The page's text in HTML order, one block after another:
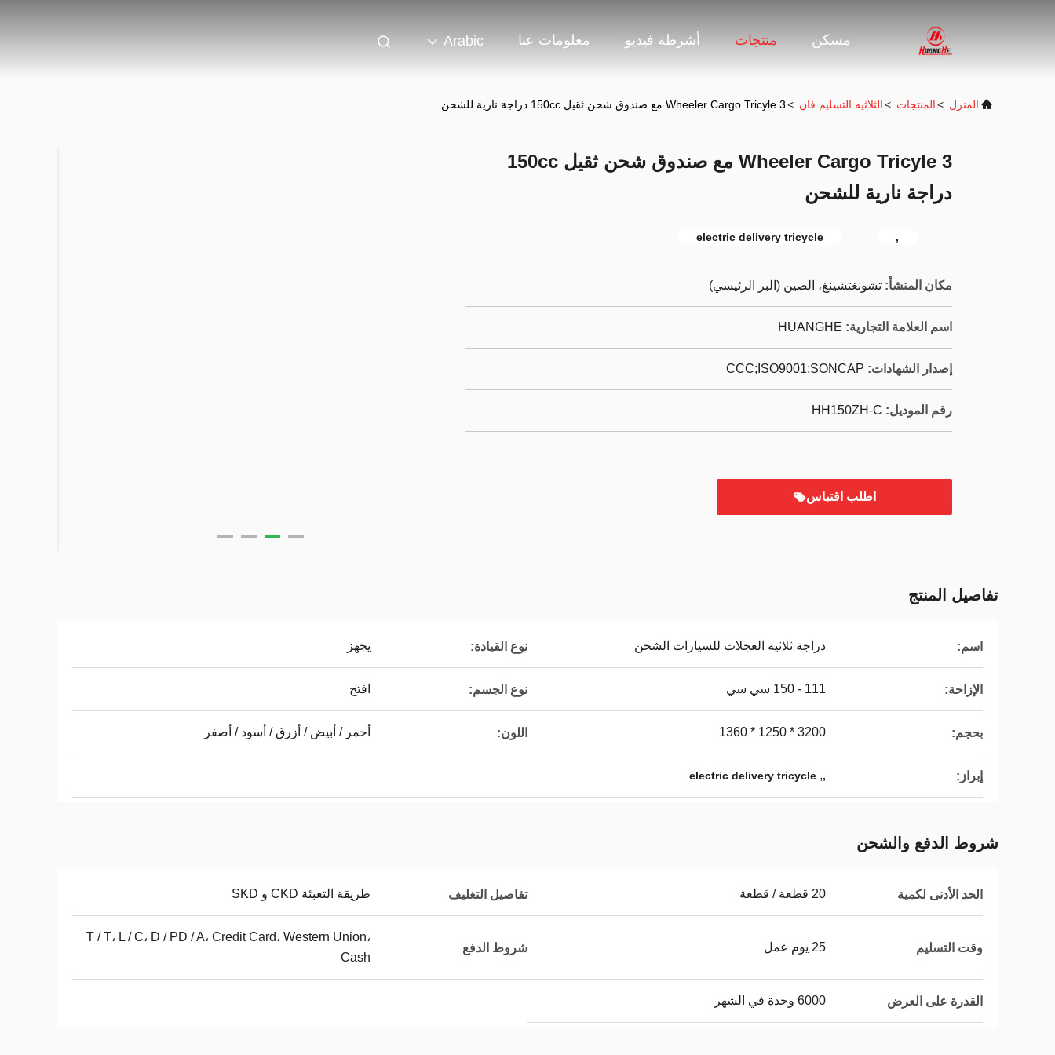
مسكن منتجات أشرطة فيديو معلومات عنا Arabic
المنزل >المنتجات >الثلاثيه التسليم فان >3 Wheeler Cargo Tricyle مع صندوق شحن ثقيل 150cc دراجة نارية للشحن
3 Wheeler Cargo Tricyle مع صندوق شحن ثقيل 150cc
دراجة نارية للشحن
,
electric delivery tricycle
مكان المنشأ: تشونغتشينغ، الصين (البر الرئيسي)
اسم العلامة التجارية: HUANGHE
إصدار الشهادات: CCC;ISO9001;SONCAP
رقم الموديل: HH150ZH-C
اطلب اقتباس
تفاصيل المنتج
اسم: دراجة ثلاثية العجلات للسيارات الشحن نوع القيادة: يجهز
الإزاحة: 111 - 150 سي سي نوع الجسم: افتح
بحجم: 3200 * 1250 * 1360 اللون: أحمر / أبيض / أزرق / أسود / أصفر
إبراز: ,
,
electric delivery tricycle
شروط الدفع والشحن
الحد الأدنى لكمية 20 قطعة / قطعة تفاصيل التغليف طريقة التعبئة CKD و SKD
وقت التسليم 25 يوم عمل شروط الدفع
T / T، L / C، D / PD / A، Credit Card، Western Union،
Cash
القدرة على العرض 6000 وحدة في الشهر